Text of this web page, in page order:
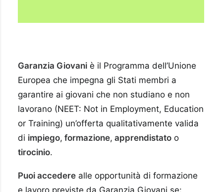
Garanzia Giovani è il Programma dell’Unione
Europea che impegna gli Stati membri a
garantire ai giovani che non studiano e non
lavorano (NEET: Not in Employment, Education
or Training) un’offerta qualitativamente valida
di impiego, formazione, apprendistato o
tirocinio.
Puoi accedere alle opportunità di formazione
e lavoro previste da Garanzia Giovani se: